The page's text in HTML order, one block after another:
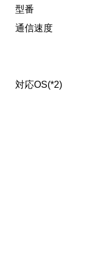
型番
通信速度
対応OS(*2)